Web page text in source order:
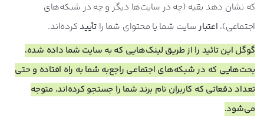
که نشان دهد بقیه (چه در سایت‌ها دیگر و چه در شبکه‌های
اجتماعی)، اعتبار سایت شما یا محتوای شما راتأییدکرده‌اند.
گوگل این تائید را از طریق لینک‌هایی که به سایت شما داده شده،
بحث‌هایی که در شبکه‌های اجتماعی راجع‌به شما به راه افتاده و حتی
تعداد دفعاتی که کاربران نام برند شما را جستجو کرده‌اند، متوجه
می‌شود.